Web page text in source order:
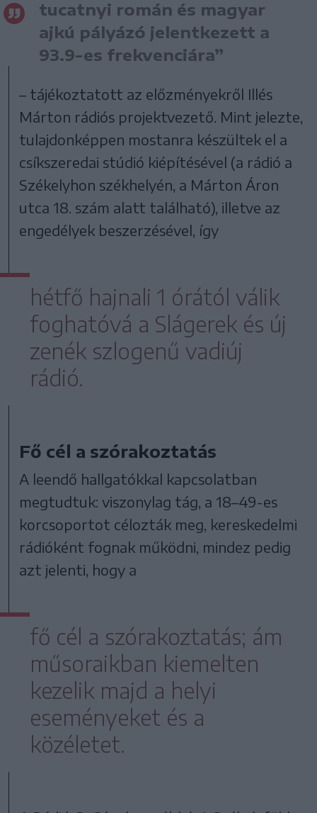
tucatnyi román és magyar
ajkú pályázó jelentkezett a
93.9-es frekvenciára”
– tájékoztatott az előzményekről Illés
Márton rádiós projektvezető. Mint jelezte,
tulajdonképpen mostanra készültek el a
csíkszeredai stúdió kiépítésével (a rádió a
Székelyhon székhelyén, a Márton Áron
utca 18. szám alatt található), illetve az
engedélyek beszerzésével, így
hétfő hajnali 1 órától válik
foghatóvá a Slágerek és új
zenék szlogenű vadiúj
rádió.
Fő cél a szórakoztatás
A leendő hallgatókkal kapcsolatban
megtudtuk: viszonylag tág, a 18–49-es
korcsoportot célozták meg, kereskedelmi
rádióként fognak működni, mindez pedig
azt jelenti, hogy a
fő cél a szórakoztatás; ám
műsoraikban kiemelten
kezelik majd a helyi
eseményeket és a
közéletet.